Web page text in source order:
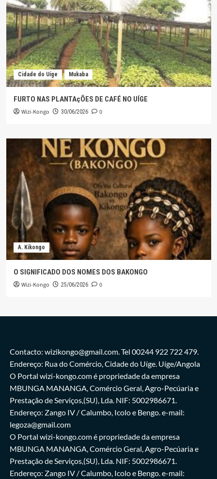
Cidade do Uíge Mukaba
FURTO NAS PLANTAçÕES DE CAFÉ NO UÍGE
Wizi-Kongo 30/06/2026 0
A. Kikongo
O SIGNIFICADO DOS NOMES DOS BAKONGO
Wizi-Kongo 25/06/2026 0
Contacto: wizikongo@gmail.com. Tel 00244 922 722 479.
Endereço: Rua do Comércio, Cidade do Uíge. Uíge/Angola
O Portal wizi-kongo.com é propriedade da empresa
MBUNGA MANANGA, Comércio Geral, Agro-Pecúaria e
Prestação de Serviços,(SU), Lda. NIF: 5002986671.
Endereço: Zango IV / Calumbo, Icolo e Bengo. e-mail:
legoza@gmail.com
O Portal wizi-kongo.com é propriedade da empresa
MBUNGA MANANGA, Comércio Geral, Agro-Pecúaria e
Prestação de Serviços,(SU), Lda. NIF: 5002986671.
Endereço: Zango IV / Calumbo, Icolo e Bengo. e-mail: